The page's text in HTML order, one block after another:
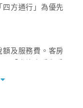
方通行」為優先
額及服務費。客房